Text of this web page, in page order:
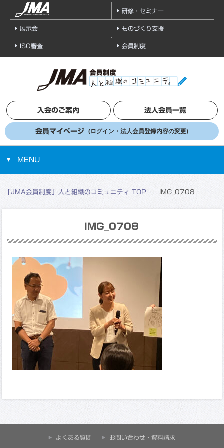
研修・セミナー
展示会 ものづくり支援
ISO審査 会員制度
入会のご案内 法人会員一覧
会員マイページ (ログイン・法人会員登録内容の変更)
MENU
「JMA会員制度」人と組織のコミュニティ TOP IMG_0708
IMG_0708
よくある質問 お問い合わせ・資料請求